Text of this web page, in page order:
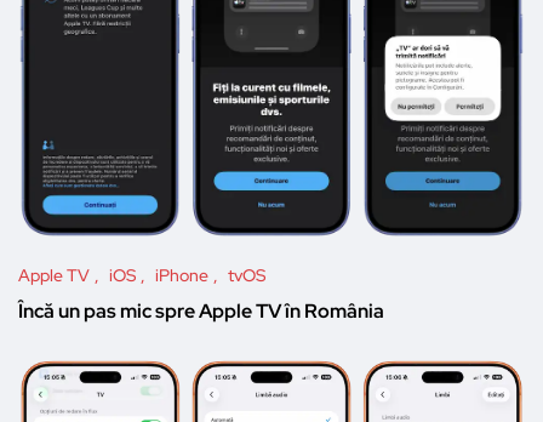
Apple TV iOS iPhone tvOS
Încă un pas mic spre Apple TV în România